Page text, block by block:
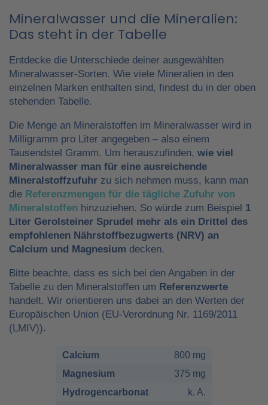
Mineralwasser und die Mineralien:
Das steht in der Tabelle
Entdecke die Unterschiede deiner ausgewählten
Mineralwasser-Sorten. Wie viele Mineralien in den
einzelnen Marken enthalten sind, findest du in der oben
stehenden Tabelle.
Die Menge an Mineralstoffen im Mineralwasser wird in
Milligramm pro Liter angegeben – also einem
Tausendstel Gramm. Um herauszufinden, wie viel
Mineralwasser man für eine ausreichende
Mineralstoffzufuhr zu sich nehmen muss, kann man
die Referenzmengen für die tägliche Zufuhr von
Mineralstoffen hinzuziehen. So würde zum Beispiel 1
Liter Gerolsteiner Sprudel mehr als ein Drittel des
empfohlenen Nährstoffbezugwerts (NRV) an
Calcium und Magnesium decken.
Bitte beachte, dass es sich bei den Angaben in der
Tabelle zu den Mineralstoffen um Referenzwerte
handelt. Wir orientieren uns dabei an den Werten der
Europäischen Union (EU-Verordnung Nr. 1169/2011
(LMIV)).
Calcium
800 mg
Magnesium
375 mg
Hydrogencarbonat
k. A.